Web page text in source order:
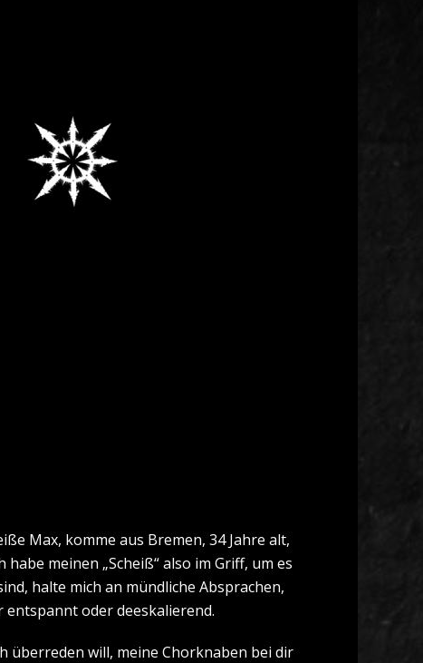
Max, komme aus Bremen, 34 Jahre alt,
meinen „Scheiß“ also im Griff, um es
halte mich an mündliche Absprachen,
oder deeskalierend.
überreden will, meine Chorknaben bei dir